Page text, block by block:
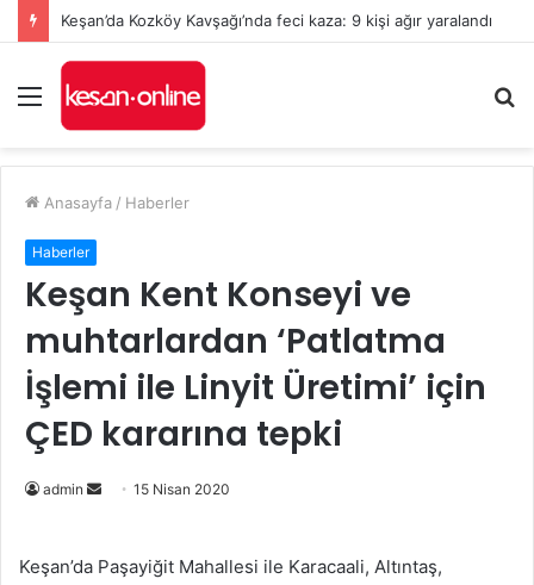
Keşan’da Kozköy Kavşağı’nda feci kaza: 9 kişi ağır yaralandı
Menü
...
Anasayfa / Haberler
Haberler
Keşan Kent Konseyi ve
muhtarlardan ‘Patlatma
İşlemi ile Linyit Üretimi’ için
ÇED kararına tepki
admin
Bir
göndermek
15 Nisan 2020
Keşan’da Paşayiğit Mahallesi ile Karacaali, Altıntaş,